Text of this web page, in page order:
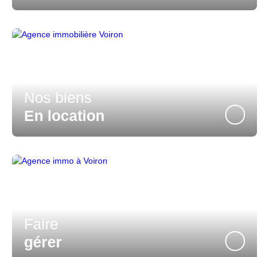
Nos biens
En location
Faire
gérer